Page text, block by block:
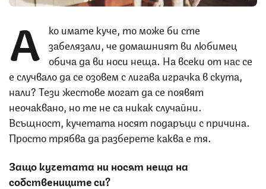
А
ко имате куче, то може би сте
забелязали, че домашният ви любимец
обича да ви носи неща. На всеки от нас се
е случвало да се озовем с лигава играчка в скута,
нали? Тези жестове могат да се появят
неочаквано, но те не са никак случайни.
Всъщност, кучетата носят подаръци с причина.
Просто трябва да разберете каква е тя.
Защо кучетата ни носят неща на
собствениците си?